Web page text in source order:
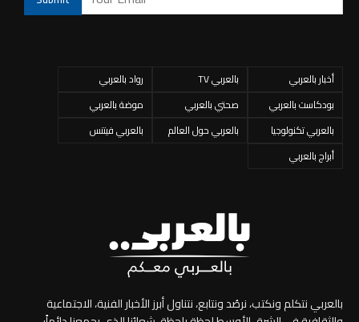
أخبار بالعربي بالعربي TV
رواد بالعربي
بودكاست بالعربي
صحتي بالعربي
موضة بالعربي
بالعربي تكنولوجيا
بالعربي حول العالم
بالعربي فيتنس
أبراج بالعربي
بالعربي نتكلم ونكتب، نرصُد ونتابع، نتناول أبرز الأخبار الفنية، الاجتماعية